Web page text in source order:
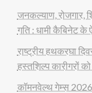
जनकल्याण, रोजगार,
गति : धामी कैबिनेट
राष्ट्रीय हथकरघा
हस्तशिल्प कारीगरों
कॉमनवेल्थ गेम्स